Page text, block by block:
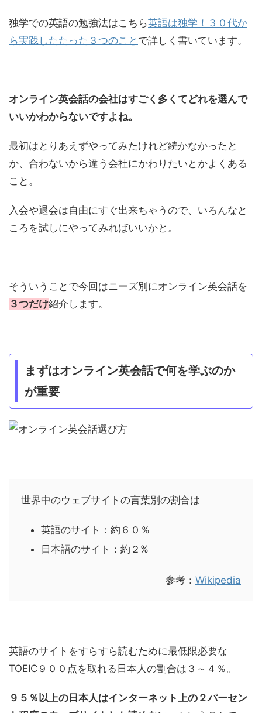
独学での英語の勉強法はこちら英語は独学！３０代か
ら実践したたった３つのこと で詳しく書いています。
オンライン英会話の会社はすごく多くてどれを選んで
いいかわからないですよね。
最初はとりあえずやってみたけれど続かなかったと
か、合わないから違う会社にかわりたいとかよくある
こと。
入会や退会は自由にすぐ出来ちゃうので、いろんなと
ころを試しにやってみればいいかと。
そういうことで今回はニーズ別にオンライン英会話を
３つだけ紹介します。
まずはオンライン英会話で何を学ぶのか
が重要
世界中のウェブサイトの言葉別の割合は
英語のサイト：約６０％
日本語のサイト：約２%
参考： Wikipedia
英語のサイトをすらすら読むために最低限必要な
TOEIC９００点を取れる日本人の割合は３～４％。
９５％以上の日本人はインターネット上の２パーセン